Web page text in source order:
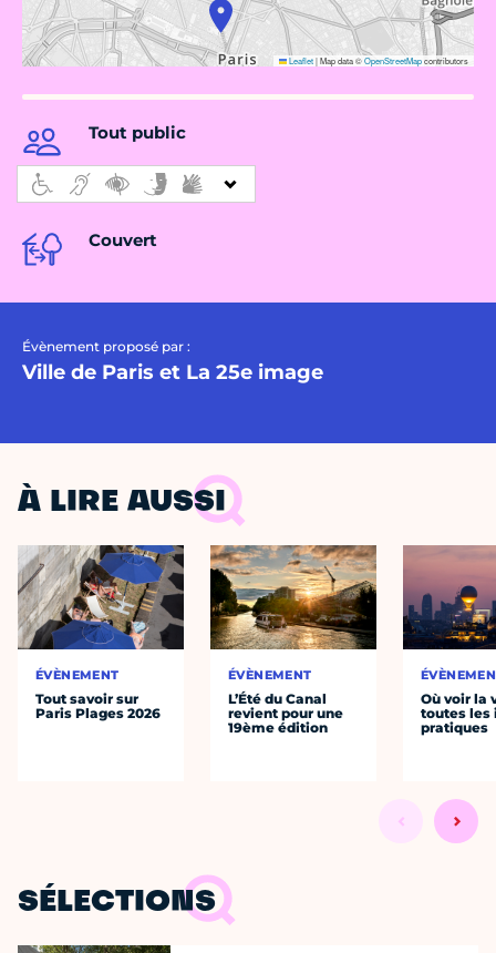
Leaflet|Map data ©OpenStreetMapcontributors
Tout public
Couvert
Évènement proposé par :
Ville de Paris et La 25e image
À LIRE AUSSI
ÉVÈNEMENT
Tout savoir sur
Paris Plages 2026
ÉVÈNEMENT
L’Été du Canal
revient pour une
19ème édition
Où voir la
toutes les
pratiques
SÉLECTIONS